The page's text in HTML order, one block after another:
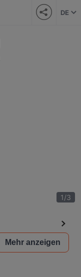
DE
1/3
Mehr anzeigen